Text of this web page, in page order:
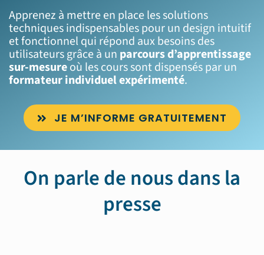
Apprenez à mettre en place les solutions
techniques indispensables pour un design intuitif
et fonctionnel qui répond aux besoins des
utilisateurs grâce à un parcours d’apprentissage
sur-mesureoù les cours sont dispensés par un
formateur individuel expérimenté.
JE M’INFORME GRATUITEMENT
On parle de nous dans la
presse